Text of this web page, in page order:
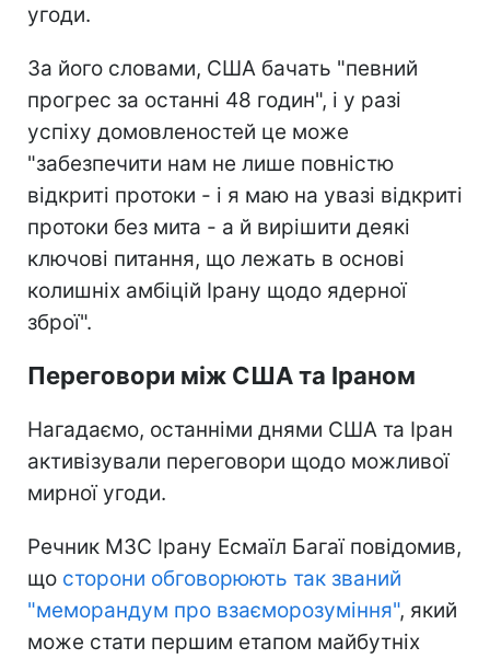
угоди.
За його словами, США бачать "певний
прогрес за останні 48 годин", і у разі
успіху домовленостей це може
"забезпечити нам не лише повністю
відкриті протоки - і я маю на увазі відкриті
протоки без мита - а й вирішити деякі
ключові питання, що лежать в основі
колишніх амбіцій Ірану щодо ядерної
зброї".
Переговори між США та Іраном
Нагадаємо, останніми днями США та Іран
активізували переговори щодо можливої
мирної угоди.
Речник МЗС Ірану Есмаїл Багаї повідомив,
що сторони обговорюють так званий
"меморандум про взаєморозуміння", який
може стати першим етапом майбутніх